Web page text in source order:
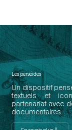
Les perséides
Un dispositif
textuels et
partenariat avec
documentaires.